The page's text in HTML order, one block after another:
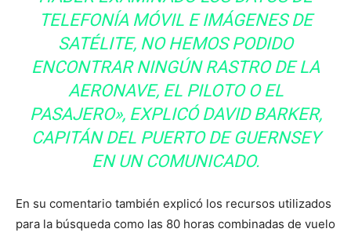
TELEFONÍA MÓVIL E IMÁGENES DE
SATÉLITE, NO HEMOS PODIDO
ENCONTRAR NINGÚN RASTRO DE LA
AERONAVE, EL PILOTO O EL
PASAJERO», EXPLICÓ DAVID BARKER,
CAPITÁN DEL PUERTO DE GUERNSEY
EN UN COMUNICADO.
En su comentario también explicó los recursos utilizados
para la búsqueda como las 80 horas combinadas de vuelo